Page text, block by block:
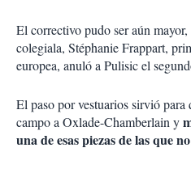
El correctivo pudo ser aún
colegiala, Stéphanie Frappart,
europea, anuló a Pulisic el
El paso por vestuarios sirvió
campo a Oxlade-Chamberlain y
una de esas piezas de las que